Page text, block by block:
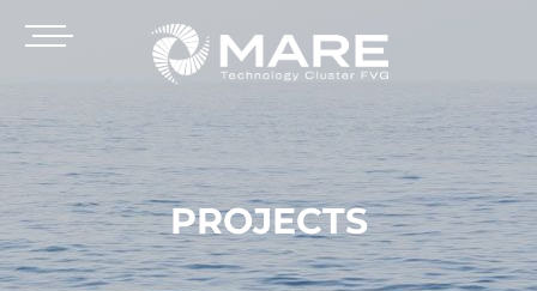
PROJECTS